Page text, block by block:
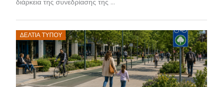
διάρκεια της συνεδρίασης της ...
ΔΕΛΤΊΑ ΤΎΠΟΥ
Posted
on